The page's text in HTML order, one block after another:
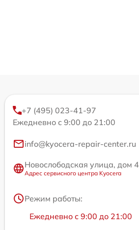
+7 (495) 023-41-97
Ежедневно с 9:00 до 21:00
info@kyocera-repair-center.ru
Новослободская улица, дом 4
Адрес сервисного центра Kyocera
Режим работы:
Ежедневно с 9:00 до 21:00